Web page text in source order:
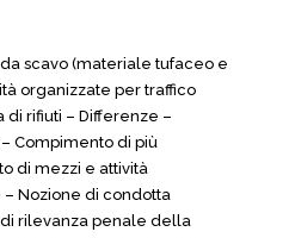
scavo (materiale tufaceo e
organizzate per traffico
rifiuti – Differenze –
Compimento di più
di mezzi e attività
Nozione di condotta
rilevanza penale della